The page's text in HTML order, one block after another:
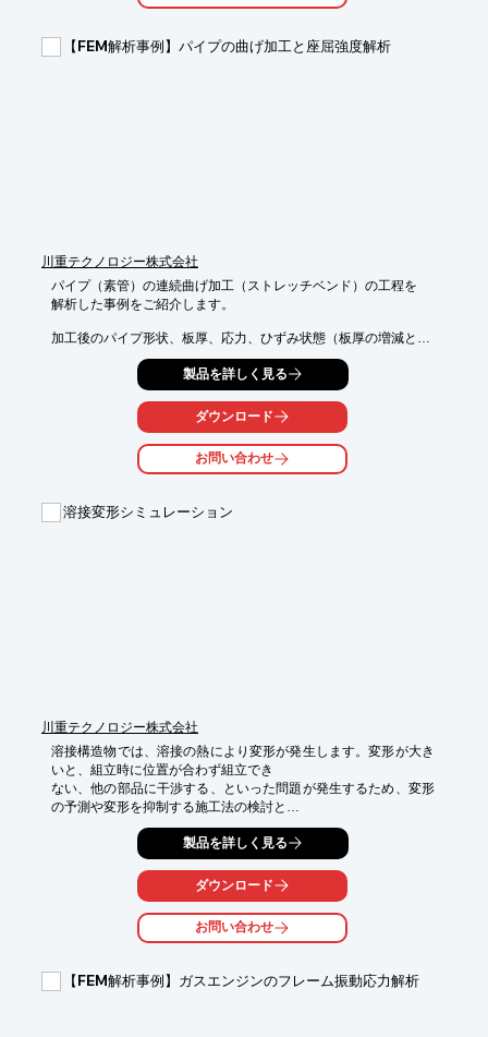
【FEM解析事例】パイプの曲げ加工と座屈強度解析
川重テクノロジー株式会社
パイプ（素管）の連続曲げ加工（ストレッチベンド）の工程を
解析した事例をご紹介します。
加工後のパイプ形状、板厚、応力、ひずみ状態（板厚の増減と
加工硬化を考慮）での曲げ座屈解析を実施。
曲げ加工での板厚増減と加工硬化を考慮することで、
座屈荷重が1.5倍大きくなりました。
■解析種別：塑性加工解析、座屈解析
製品を詳しく見る
ダウンロード
お問い合わせ
溶接変形シミュレーション
川重テクノロジー株式会社
溶接構造物では、溶接の熱により変形が発生します。変形が大き
いと、組立時に位置が合わず組立でき
ない、他の部品に干渉する、といった問題が発生するため、変形
の予測や変形を抑制する施工法の検討と
いう要求が、製造現場から上がってきます。
本資料では、溶接変形を数値解析で予測する方法について紹介い
※詳しくはPDFをダウンロードしていただくか、お気軽にお問い
合わせください。
製品を詳しく見る
ダウンロード
お問い合わせ
【FEM解析事例】ガスエンジンのフレーム振動応力解析